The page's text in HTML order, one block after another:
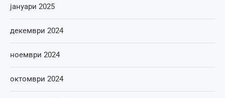
јануари 2025
декември 2024
ноември 2024
октомври 2024